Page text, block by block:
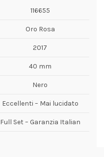
116655
Oro Rosa
2017
40 mm
Nero
Eccellenti – Mai lucidato
Full Set – Garanzia Italian